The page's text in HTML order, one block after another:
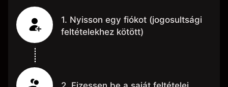
1. Nyisson egy fiókot (jogosultsági
feltételekhez kötött)